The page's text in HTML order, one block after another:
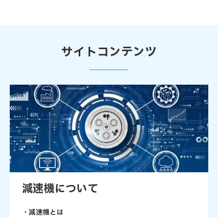
サイトコンテンツ
減速機について
・減速機とは